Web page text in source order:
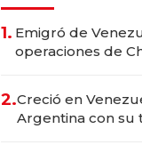
1. Emigró de
operaciones de
2.Creció en
Argentina con